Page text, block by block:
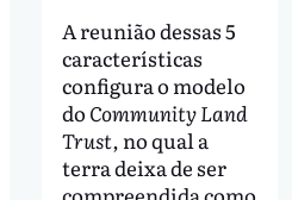
A reunião dessas 5
características
configura o modelo
do Community Land
Trust, no qual a
terra deixa de ser